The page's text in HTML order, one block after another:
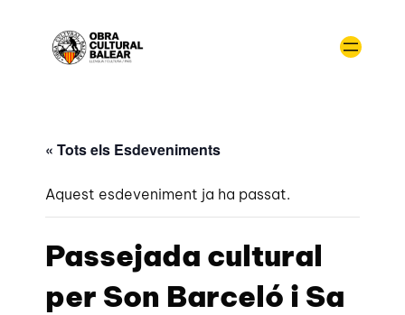
« Tots els Esdeveniments
Aquest esdeveniment ja ha passat.
Passejada cultural
per Son Barceló i Sa